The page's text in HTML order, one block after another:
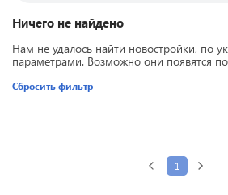
Ничего не найдено
Нам не удалось найти новостройки, по
параметрами. Возможно они появятся
Сбросить фильтр
1